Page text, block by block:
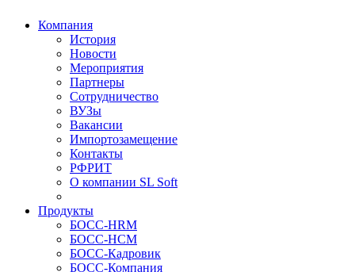
Компания
История
Новости
Мероприятия
Партнеры
Сотрудничество
ВУЗы
Вакансии
Импортозамещение
Контакты
РФРИТ
О компании SL Soft
Продукты
БОСС-HRM
БОСС-HCM
БОСС-Кадровик
БОСС-Компания